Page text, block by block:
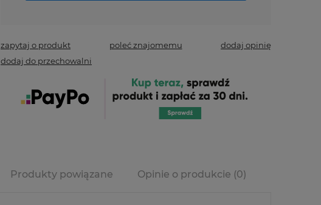
zapytaj o produkt poleć znajomemu
dodaj opinię
dodaj do przechowalni
Produkty powiązane Opinie o produkcie (0)